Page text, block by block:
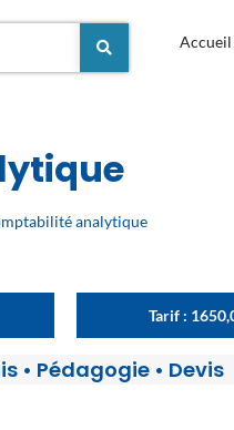
Accueil
analytique
Tarif :
• Pédagogie• Devis